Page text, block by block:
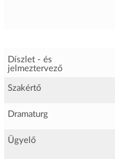
Díszlet - és
jelmeztervező
Szakértő
Dramaturg
Ügyelő